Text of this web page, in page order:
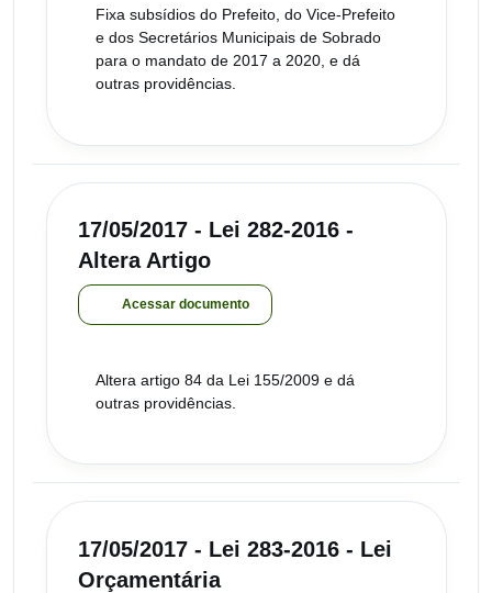
Fixa subsídios do Prefeito, do Vice-Prefeito
e dos Secretários Municipais de Sobrado
para o mandato de 2017 a 2020, e dá
outras providências.
17/05/2017 - Lei 282-2016 -
Altera Artigo
Acessar documento
Altera artigo 84 da Lei 155/2009 e dá
outras providências.
17/05/2017 - Lei 283-2016 - Lei
Orçamentária